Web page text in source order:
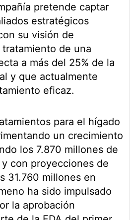
pretende captar
estratégicos
su visión de
de una
a más del 25% de la
y que actualmente
eficaz.
para el hígado
un crecimiento
los 7.870 millones de
con proyecciones de
31.760 millones en
ha sido impulsado
la aprobación